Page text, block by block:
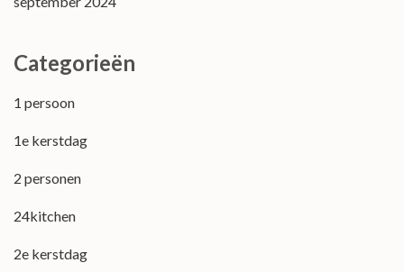
Categorieën
1 persoon
1e kerstdag
2 personen
24kitchen
2e kerstdag